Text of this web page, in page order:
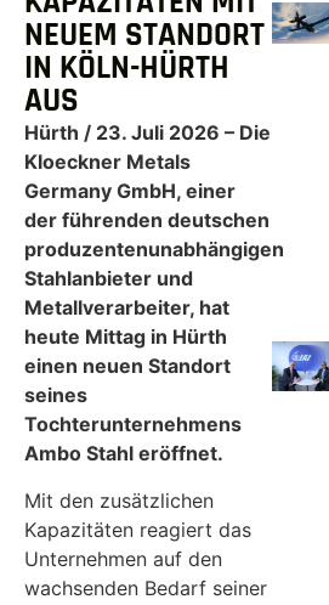
NEUEM STANDORT
IN KÖLN-HÜRTH
AUS
Hürth / 23. Juli 2026 – Die
Kloeckner Metals
Germany GmbH, einer
der führenden deutschen
produzentenunabhängigen
Stahlanbieter und
Metallverarbeiter, hat
heute Mittag in Hürth
einen neuen Standort
seines
Tochterunternehmens
Ambo Stahl eröffnet.
Mit den zusätzlichen
Kapazitäten reagiert das
Unternehmen auf den
wachsenden Bedarf seiner